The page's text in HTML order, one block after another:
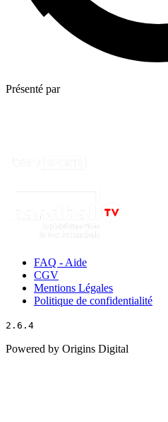
Présenté par
FAQ - Aide
CGV
Mentions Légales
Politique de confidentialité
2.6.4
Powered by Origins Digital